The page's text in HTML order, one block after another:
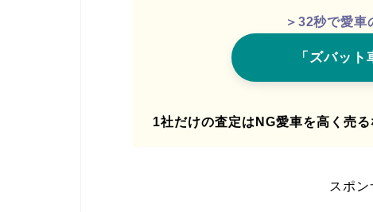
＞32秒で愛車
「ズバッ
1社だけの査定はNG愛車を高く売る
スポン